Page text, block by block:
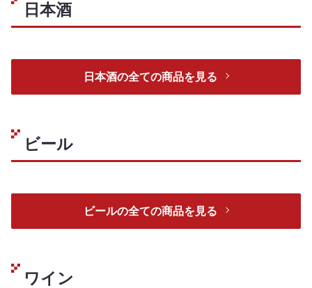
日本酒
日本酒の全ての商品を見る
ビール
ビールの全ての商品を見る
ワイン